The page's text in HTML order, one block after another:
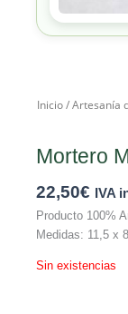
Inicio/Artesanía
Mortero
22,50€ IVA
Producto 100%
Medidas: 11,5 x 8
Sin existencias